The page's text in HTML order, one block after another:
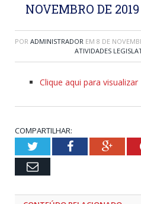
NOVEMBRO DE 2019
POR ADMINISTRADOR EM 8 DE
ATIVIDADES
Clique aqui para visualizar
COMPARTILHAR:
TwitterFacebook
Email